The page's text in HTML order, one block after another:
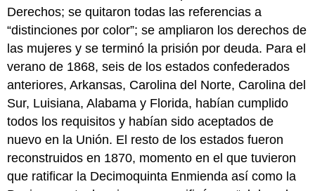
Derechos; se quitaron todas las referencias a
“distinciones por color”; se ampliaron los derechos de
las mujeres y se terminó la prisión por deuda. Para el
verano de 1868, seis de los estados confederados
anteriores, Arkansas, Carolina del Norte, Carolina del
Sur, Luisiana, Alabama y Florida, habían cumplido
todos los requisitos y habían sido aceptados de
nuevo en la Unión. El resto de los estados fueron
reconstruidos en 1870, momento en el que tuvieron
que ratificar la Decimoquinta Enmienda así como la